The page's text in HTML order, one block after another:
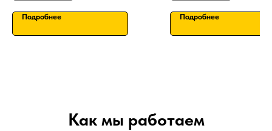
Подробнее Подробнее
Как мы работаем